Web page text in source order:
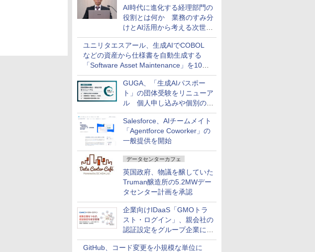
AI時代に進化する経理部門の
役割とは何か 業務のすみ分
けとAI活用から考える次世代
ファイナンス戦略
ユニリタエスアール、生成AIでCOBOL
などの資産から仕様書を自動生成する
「Software Asset Maintenance」を10月
に発売
GUGA、「生成AIパスポー
ト」の団体受験をリニューア
ル 個人申し込みや個別の支
払いなどに対応
Salesforce、AIチームメイト
「Agentforce Coworker」の
一般提供を開始
データセンターカフェ
英国政府、物議を醸していた
Truman醸造所の5.2MWデー
タセンター計画を承認
企業向けIDaaS「GMOトラ
スト・ログイン」、親会社の
認証設定をグループ企業に展
開できる新機能を提供
GitHub、コード変更を小規模な単位に